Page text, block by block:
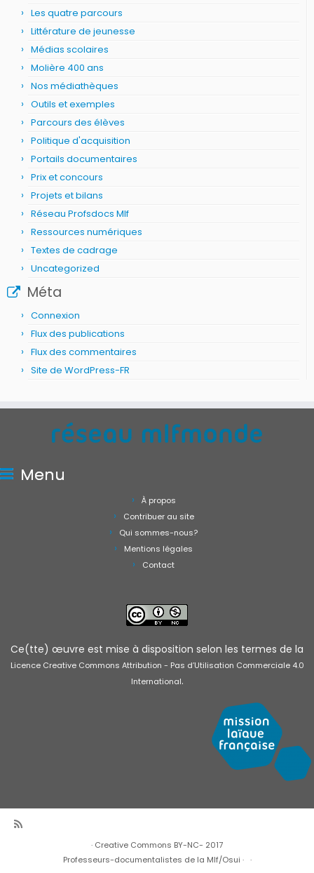
Les quatre parcours
Littérature de jeunesse
Médias scolaires
Molière 400 ans
Nos médiathèques
Outils et exemples
Parcours des élèves
Politique d'acquisition
Portails documentaires
Prix et concours
Projets et bilans
Réseau Profsdocs Mlf
Ressources numériques
Textes de cadrage
Uncategorized
Méta
Connexion
Flux des publications
Flux des commentaires
Site de WordPress-FR
Menu
À propos
Contribuer au site
Qui sommes-nous?
Mentions légales
Contact
Ce(tte) œuvre est mise à disposition selon les termes de la
Licence Creative Commons Attribution - Pas d’Utilisation Commerciale 4.0
International.
· Creative Commons BY-NC- 2017
Professeurs-documentalistes de la Mlf/Osui · ·